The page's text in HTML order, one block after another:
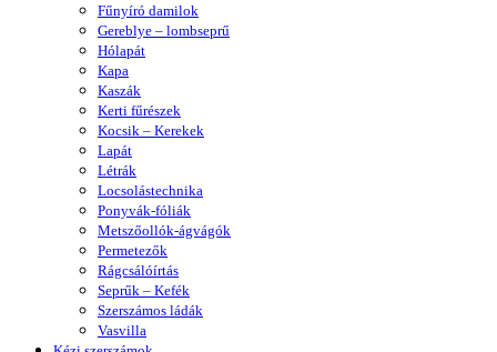
Fűnyíró damilok
Gereblye – lombseprű
Hólapát
Kapa
Kaszák
Kerti fűrészek
Kocsik – Kerekek
Lapát
Létrák
Locsolástechnika
Ponyvák-fóliák
Metszőollók-ágvágók
Permetezők
Rágcsálóírtás
Seprűk – Kefék
Szerszámos ládák
Vasvilla